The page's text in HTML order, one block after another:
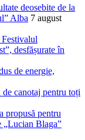
deosebite de la
Alba 7 august
Festivalul
desfășurate în
de energie,
de canotaj pentru toți
propusă pentru
„Lucian Blaga”